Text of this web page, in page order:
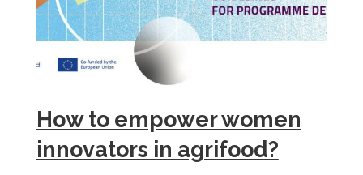
How to empower women
innovators in agrifood?